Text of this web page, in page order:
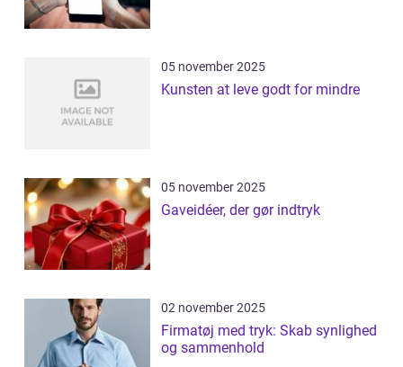
05 november 2025
Kunsten at leve godt for mindre
05 november 2025
Gaveidéer, der gør indtryk
02 november 2025
Firmatøj med tryk: Skab synlighed
og sammenhold